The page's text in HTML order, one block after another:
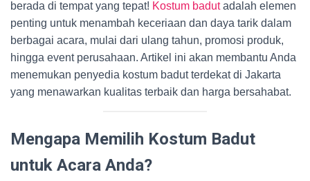
berada di tempat yang tepat! Kostum badutadalah elemen
penting untuk menambah keceriaan dan daya tarik dalam
berbagai acara, mulai dari ulang tahun, promosi produk,
hingga event perusahaan. Artikel ini akan membantu Anda
menemukan penyedia kostum badut terdekat di Jakarta
yang menawarkan kualitas terbaik dan harga bersahabat.
Mengapa Memilih Kostum Badut
untuk Acara Anda?